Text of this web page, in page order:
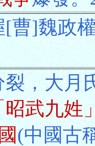
[曹]魏政
，大月
昭武九姓
(中國古